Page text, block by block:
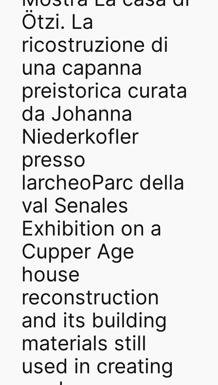
Ötzi. La
ricostruzione di
una capanna
preistorica curata
da Johanna
Niederkofler
presso
larcheoParc della
val Senales
Exhibition on a
Cupper Age
house
reconstruction
and its building
materials still
used in creating